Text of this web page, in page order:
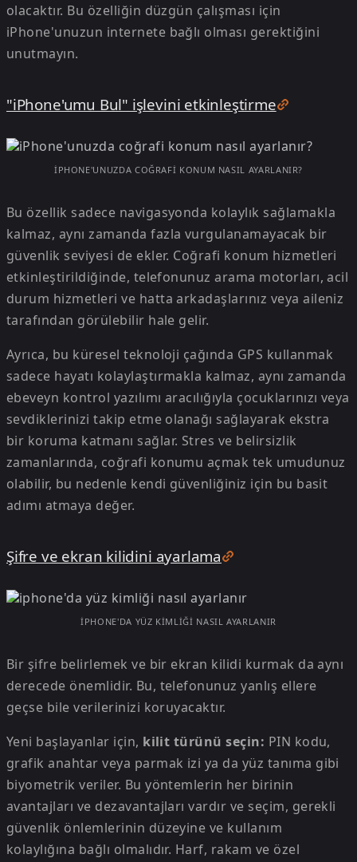
olacaktır. Bu özelliğin düzgün çalışması için
iPhone'unuzun internete bağlı olması gerektiğini
unutmayın.
"iPhone'umu Bul" işlevini etkinleştirme
IPHONE'UNUZDA COĞRAFI KONUM NASIL AYARLANIR?
Bu özellik sadece navigasyonda kolaylık sağlamakla
kalmaz, aynı zamanda fazla vurgulanamayacak bir
güvenlik seviyesi de ekler. Coğrafi konum hizmetleri
etkinleştirildiğinde, telefonunuz arama motorları, acil
durum hizmetleri ve hatta arkadaşlarınız veya aileniz
tarafından görülebilir hale gelir.
Ayrıca, bu küresel teknoloji çağında GPS kullanmak
sadece hayatı kolaylaştırmakla kalmaz, aynı zamanda
ebeveyn kontrol yazılımı aracılığıyla çocuklarınızı veya
sevdiklerinizi takip etme olanağı sağlayarak ekstra
bir koruma katmanı sağlar. Stres ve belirsizlik
zamanlarında, coğrafi konumu açmak tek umudunuz
olabilir, bu nedenle kendi güvenliğiniz için bu basit
adımı atmaya değer.
Şifre ve ekran kilidini ayarlama
IPHONE'DA YÜZ KIMLIĞI NASIL AYARLANIR
Bir şifre belirlemek ve bir ekran kilidi kurmak da aynı
derecede önemlidir. Bu, telefonunuz yanlış ellere
geçse bile verilerinizi koruyacaktır.
Yeni başlayanlar için, kilit türünü seçin: PIN kodu,
grafik anahtar veya parmak izi ya da yüz tanıma gibi
biyometrik veriler. Bu yöntemlerin her birinin
avantajları ve dezavantajları vardır ve seçim, gerekli
güvenlik önlemlerinin düzeyine ve kullanım
kolaylığına bağlı olmalıdır. Harf, rakam ve özel